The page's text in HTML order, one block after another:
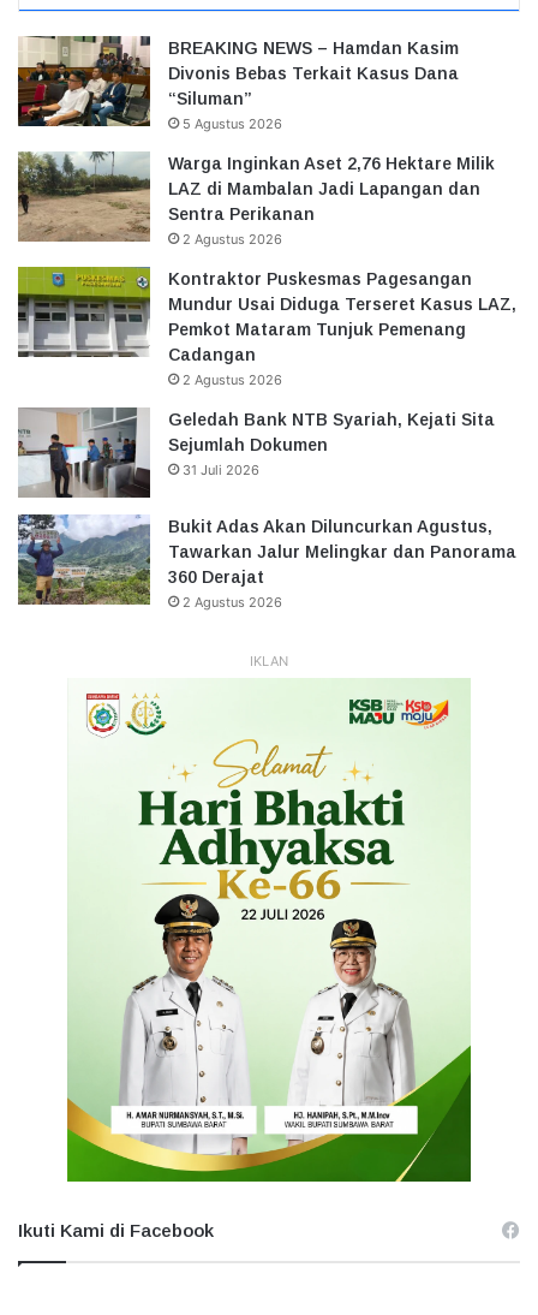
BREAKING NEWS – Hamdan Kasim
Divonis Bebas Terkait Kasus Dana
“Siluman”
5 Agustus 2026
Warga Inginkan Aset 2,76 Hektare Milik
LAZ di Mambalan Jadi Lapangan dan
Sentra Perikanan
2 Agustus 2026
Kontraktor Puskesmas Pagesangan
Mundur Usai Diduga Terseret Kasus LAZ,
Pemkot Mataram Tunjuk Pemenang
Cadangan
2 Agustus 2026
Geledah Bank NTB Syariah, Kejati Sita
Sejumlah Dokumen
31 Juli 2026
Bukit Adas Akan Diluncurkan Agustus,
Tawarkan Jalur Melingkar dan Panorama
360 Derajat
2 Agustus 2026
IKLAN
Ikuti Kami di Facebook